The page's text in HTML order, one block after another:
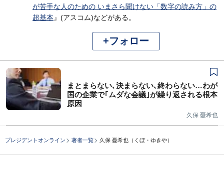
が苦手な人のための いまさら聞けない「数字の読み方」の
超基本 』(アスコム)などがある。
+フォロー
まとまらない､決まらない､終わらない…わが
国の企業で｢ムダな会議｣が繰り返される根本
原因
久保 憂希也
プレジデントオンライン 著者一覧 久保 憂希也（くぼ・ゆきや）